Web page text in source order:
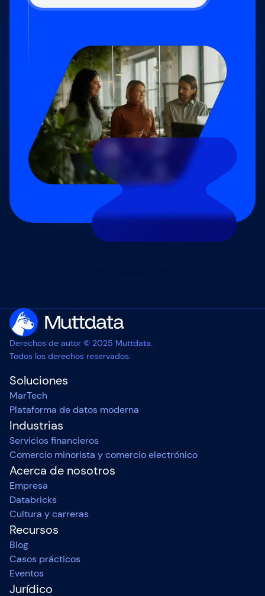
Derechos de autor © 2025 Muttdata.
Todos los derechos reservados.
Soluciones
MarTech
Plataforma de datos moderna
Industrias
Servicios financieros
Comercio minorista y comercio electrónico
Acerca de nosotros
Empresa
Databricks
Cultura y carreras
Recursos
Blog
Casos prácticos
Eventos
Jurídico